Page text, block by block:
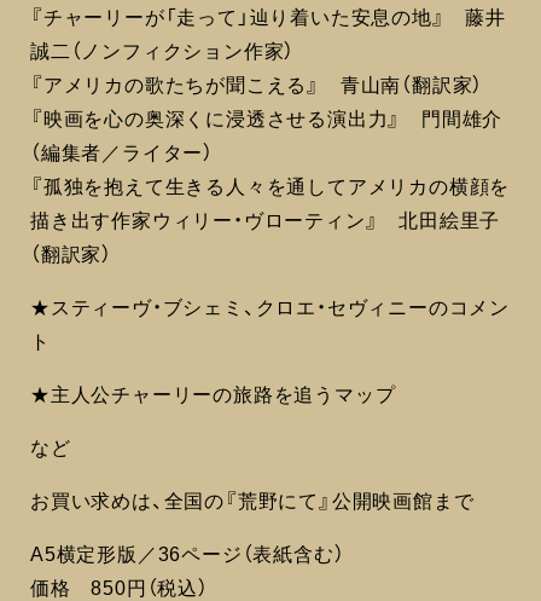
『チャーリーが「走って」辿り着いた安息の地』 藤井
誠二（ノンフィクション作家）
『アメリカの歌たちが聞こえる』 青山南（翻訳家）
『映画を心の奥深くに浸透させる演出力』 門間雄介
（編集者／ライター）
『孤独を抱えて生きる人々を通してアメリカの横顔を
描き出す作家ウィリー・ヴローティン』 北田絵里子
（翻訳家）
★スティーヴ・ブシェミ、クロエ・セヴィニーのコメン
ト
★主人公チャーリーの旅路を追うマップ
など
お買い求めは、全国の『荒野にて』公開映画館まで
A5横定形版／36ページ（表紙含む）
価格 850円（税込）